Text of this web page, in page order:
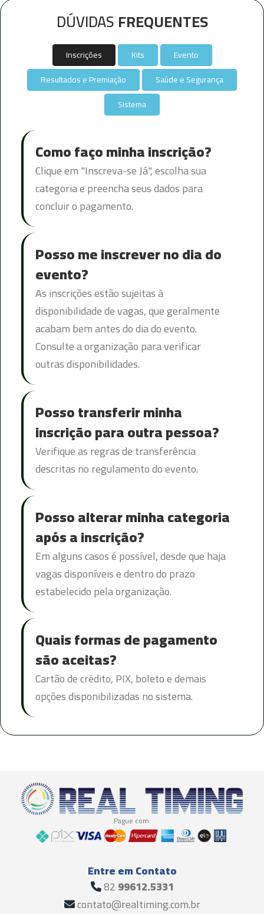
DÚVIDASFREQUENTES
Inscrições Kits
Evento
Resultados e Premiação
Saúde e Segurança
Sistema
Como faço minha inscrição?
Clique em "Inscreva-se Já", escolha sua
categoria e preencha seus dados para
concluir o pagamento.
Posso me inscrever no dia do
evento?
As inscrições estão sujeitas à
disponibilidade de vagas, que geralmente
acabam bem antes do dia do evento.
Consulte a organização para verificar
outras disponibilidades.
Posso transferir minha
inscrição para outra pessoa?
Verifique as regras de transferência
descritas no regulamento do evento.
Posso alterar minha categoria
após a inscrição?
Em alguns casos é possível, desde que haja
vagas disponíveis e dentro do prazo
estabelecido pela organização.
Quais formas de pagamento
são aceitas?
Cartão de crédito, PIX, boleto e demais
opções disponibilizadas no sistema.
Pague com:
Entre em Contato
8299612.5331
contato@realtiming.com.br